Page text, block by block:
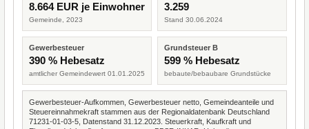
8.664 EUR je Einwohner
Gemeinde, 2023
3.259
Stand 30.06.2024
Gewerbesteuer
390 % Hebesatz
amtlicher Gemeindewert 01.01.2025
Grundsteuer B
599 % Hebesatz
bebaute/bebaubare Grundstücke
Gewerbesteuer-Aufkommen, Gewerbesteuer netto, Gemeindeanteile und
Steuereinnahmekraft stammen aus der Regionaldatenbank Deutschland
71231-01-03-5, Datenstand 31.12.2023. Steuerkraft, Kaufkraft und